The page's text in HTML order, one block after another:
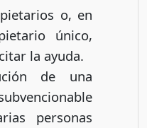
o, en
único,
la ayuda.
de una
personas